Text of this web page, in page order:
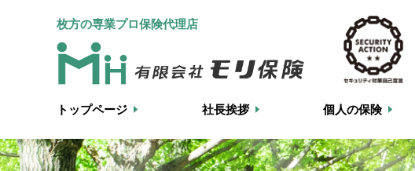
枚方の専業プロ保険代理店
トップページ 社長挨拶 個人の保険